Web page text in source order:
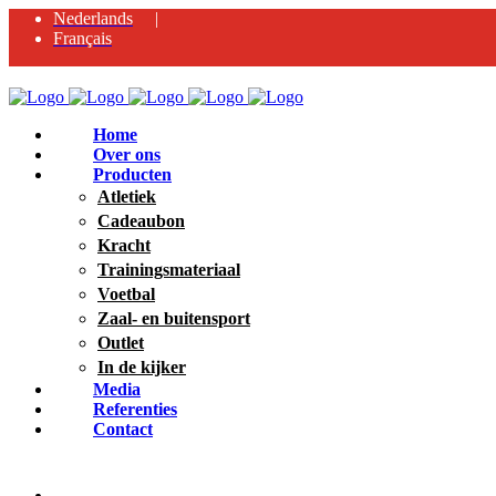
Nederlands
Français
Home
Over ons
Producten
Atletiek
Cadeaubon
Kracht
Trainingsmateriaal
Voetbal
Zaal- en buitensport
Outlet
In de kijker
Media
Referenties
Contact